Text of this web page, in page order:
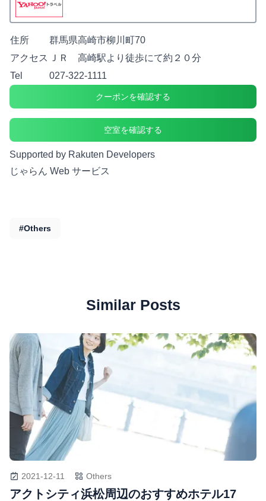
住所
群馬県高崎市柳川町70
アクセス
ＪＲ 高崎駅より徒歩にて約２０分
Tel
027-322-1111
クーポンを確認する
空室を確認する
Supported by Rakuten Developers
じゃらん Web サービス
#Others
Similar Posts
2021-12-11 Others
アクトシティ浜松周辺のおすすめホテル17